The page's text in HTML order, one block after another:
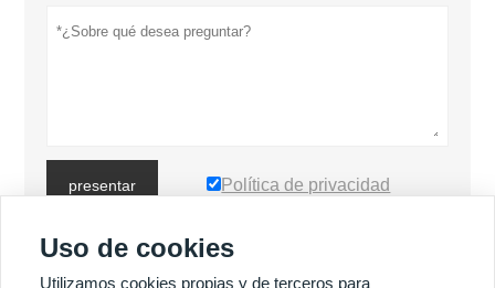
presentar Política de privacidad
Uso de cookies
Utilizamos cookies propias y de terceros para